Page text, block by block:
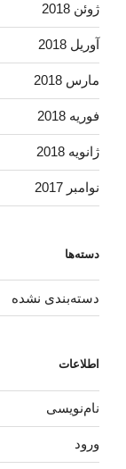
ژوئن 2018
آوریل 2018
مارس 2018
فوریه 2018
ژانویه 2018
نوامبر 2017
دسته‌ها
دسته‌بندی نشده
اطلاعات
نام‌نویسی
ورود